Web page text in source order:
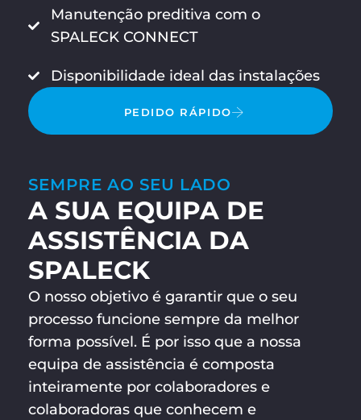
Manutenção preditiva com o
SPALECK CONNECT
Disponibilidade ideal das instalações
PEDIDO RÁPIDO
SEMPRE AO SEU LADO
A SUA EQUIPA DE
ASSISTÊNCIA DA
SPALECK
O nosso objetivo é garantir que o seu
processo funcione sempre da melhor
forma possível. É por isso que a nossa
equipa de assistência é composta
inteiramente por colaboradores e
colaboradoras que conhecem e